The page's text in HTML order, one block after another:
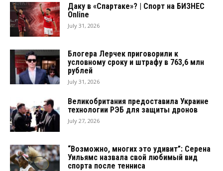
Даку в «Спартаке»? | Спорт на БИЗНЕС
Online
July 31, 2026
Блогера Лерчек приговорили к
условному сроку и штрафу в 763,6 млн
рублей
July 31, 2026
Великобритания предоставила Украине
технологии РЭБ для защиты дронов
July 27, 2026
“Возможно, многих это удивит”: Серена
Уильямс назвала свой любимый вид
спорта после тенниса